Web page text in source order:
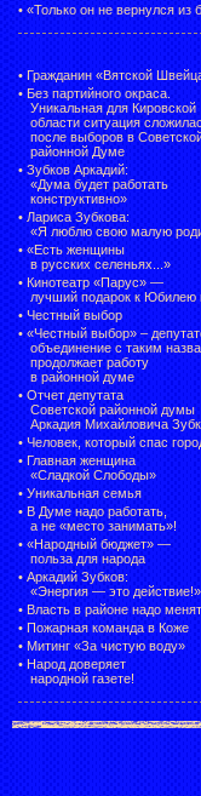
• «Только он не вернулся из
• Гражданин «Вятской
• Без партийного окраса.
Уникальная для Кировской
области ситуация
после выборов в
районной Думе
• Зубков Аркадий:
«Дума будет работать
конструктивно»
• Лариса Зубкова:
«Я люблю свою малую
• «Есть женщины
в русских селеньях...»
• Кинотеатр «Парус» —
лучший подарок к Юбилею
• Честный выбор
• «Честный выбор» –
объединение с таким
продолжает работу
в районной думе
• Отчет депутата
Советской районной думы
Аркадия Михайловича
• Человек, который спас
• Главная женщина
«Сладкой Слободы»
• Уникальная семья
• В Думе надо работать,
а не «место занимать»!
• «Народный бюджет» —
польза для народа
• Аркадий Зубков:
«Энергия — это действие!»
• Власть в районе надо
• Пожарная команда в Коже
• Митинг «За чистую воду»
• Народ доверяет
народной газете!